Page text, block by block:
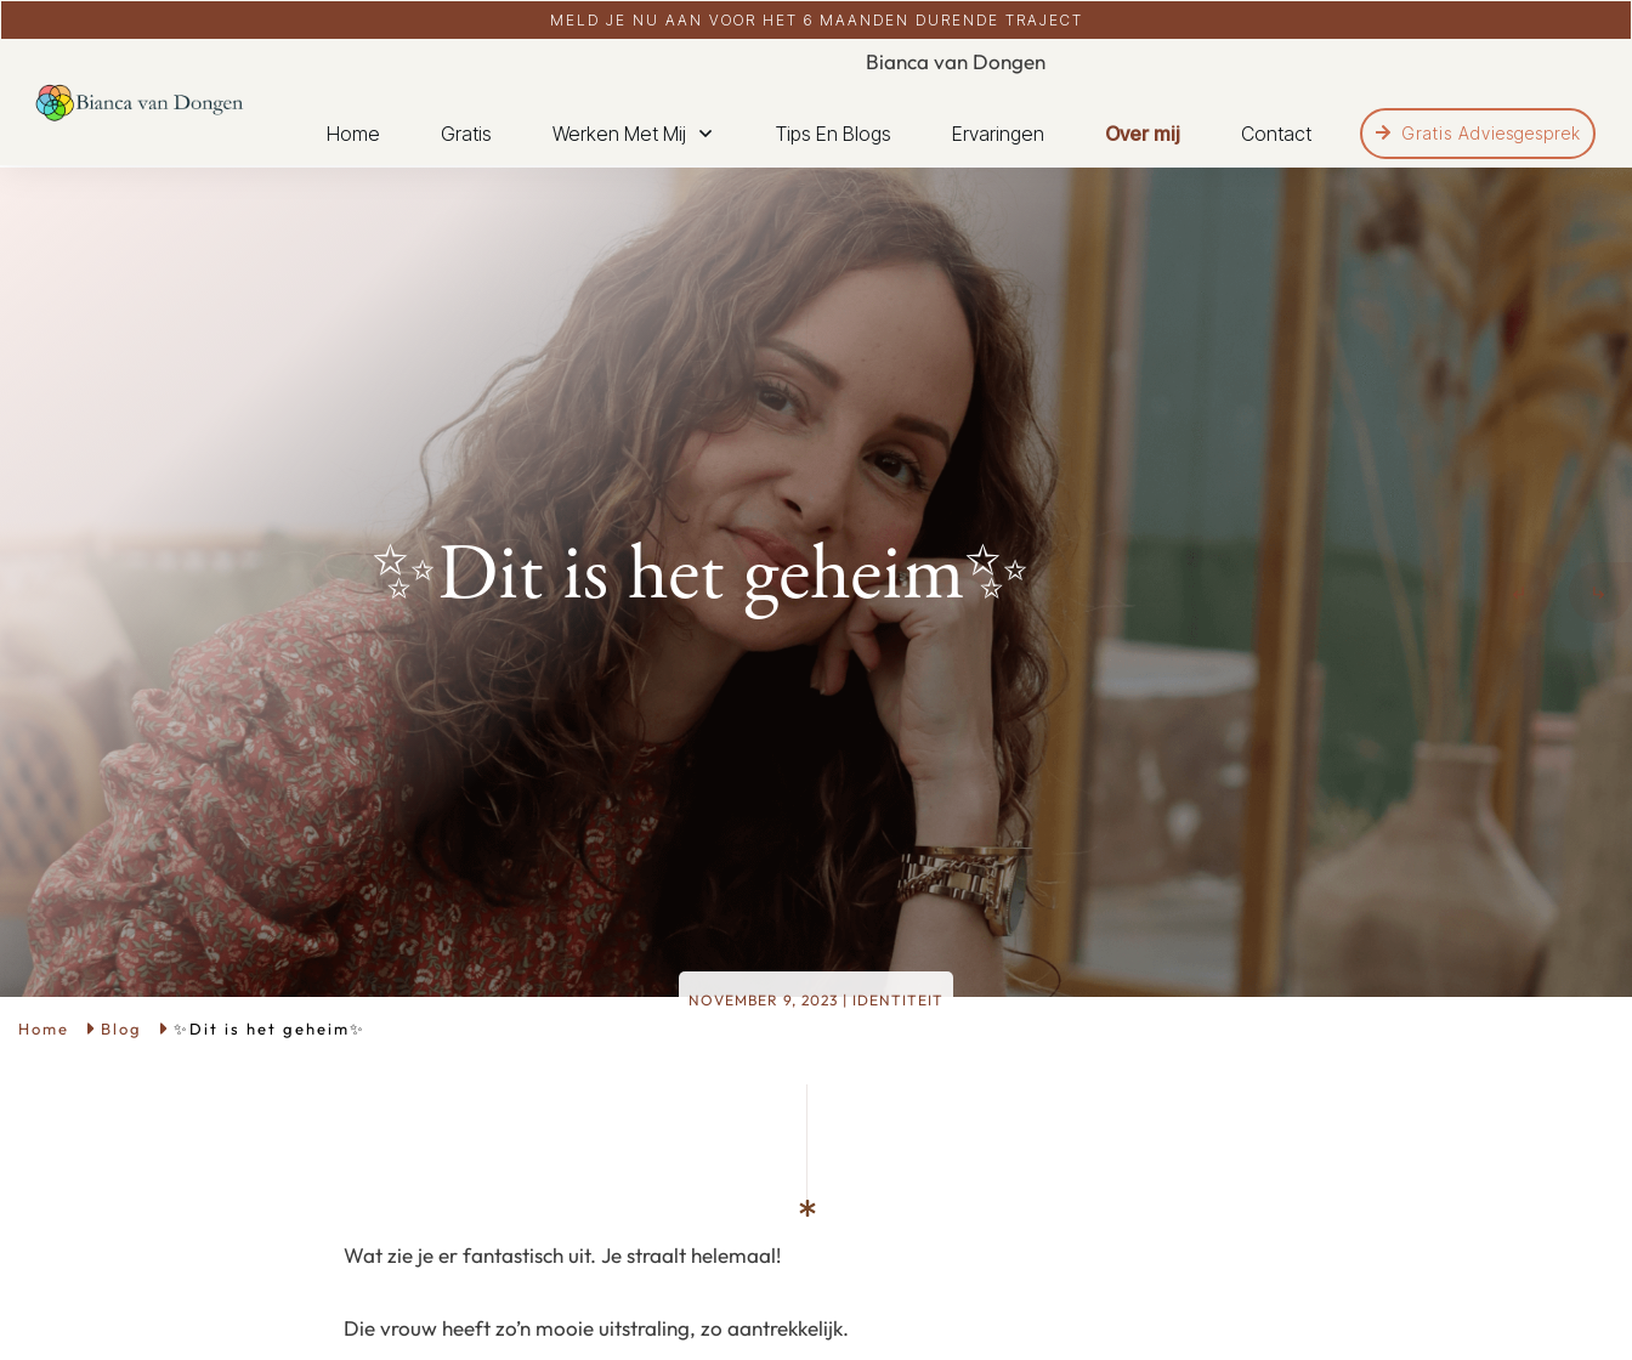
MELD JE NU AAN VOOR HET 6 MAANDEN DURENDE TRAJECT
Bianca van Dongen
Home Gratis Werken Met Mij Tips En Blogs Ervaringen Over mij Contact Gratis Adviesgesprek
✨Dit is het geheim✨
NOVEMBER 9, 2023|IDENTITEIT
Home Blog ✨Dit is het geheim✨
Wat zie je er fantastisch uit. Je straalt helemaal!
Die vrouw heeft zo’n mooie uitstraling, zo aantrekkelijk.